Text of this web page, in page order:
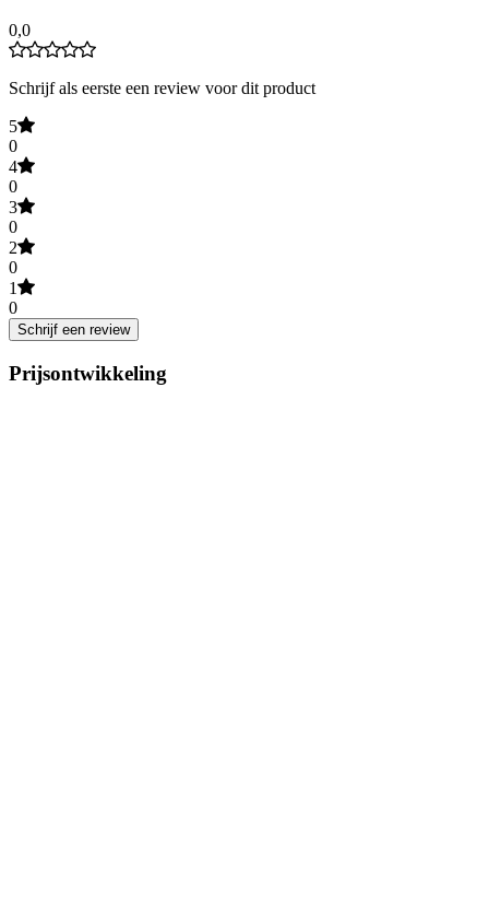
0,0
Schrijf als eerste een review voor dit product
5
0
4
0
3
0
2
0
1
0
Schrijf een review
Prijsontwikkeling